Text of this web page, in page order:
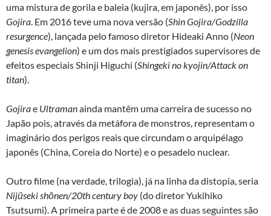
uma mistura de gorila e baleia (kujira, em japonês), por isso
Gojira. Em 2016 teve uma nova versão (Shin Gojira/Godzilla
resurgence), lançada pelo famoso diretor Hideaki Anno (Neon
genesis evangelion) e um dos mais prestigiados supervisores de
efeitos especiais Shinji Higuchi (Shingeki no kyojin/Attack on
titan).
Gojirae Ultramanainda mantêm uma carreira de sucesso no
Japão pois, através da metáfora de monstros, representam o
imaginário dos perigos reais que circundam o arquipélago
japonês (China, Coreia do Norte) e o pesadelo nuclear.
Outro filme (na verdade, trilogia), já na linha da distopia, seria
Nijūseki shōnen/20th century boy (do diretor Yukihiko
Tsutsumi). A primeira parte é de 2008 e as duas seguintes são